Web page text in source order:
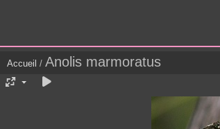
Accueil / Anolis marmoratus